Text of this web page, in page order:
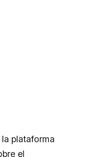
plataforma
el